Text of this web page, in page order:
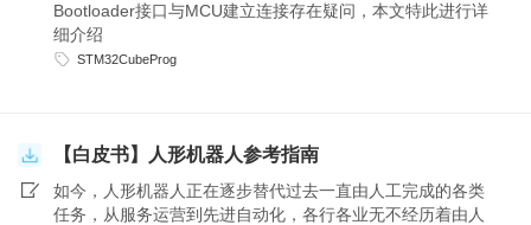
Bootloader接口与MCU建立连接存在疑问，本文特此进行详
细介绍
STM32CubeProg
【白皮书】人形机器人参考指南
如今，人形机器人正在逐步替代过去一直由人工完成的各类
任务，从服务运营到先进自动化，各行各业无不经历着由人